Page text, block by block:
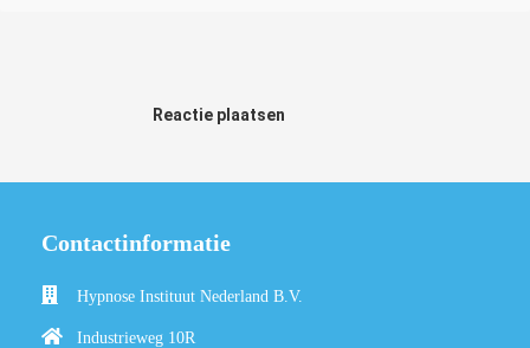
Reactie plaatsen
Contactinformatie
Hypnose Instituut Nederland B.V.
Industrieweg 10R